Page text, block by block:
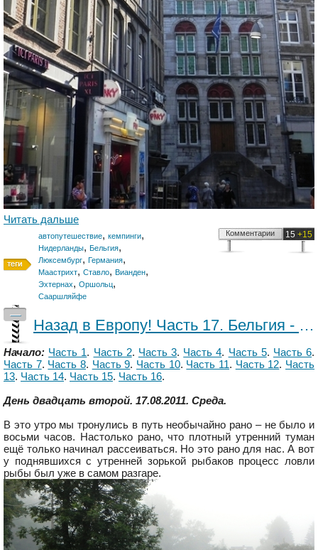
Читать дальше
автопутешествие, кемпинги,
Нидерланды, Бельгия,
Люксембург, Германия,
Маастрихт, Ставло, Вианден,
Эхтернах, Оршольц,
Сааршляйфе
15 +15
Комментарии
—
Назад в Европу! Часть 17. Бельгия - Нидерланды.
Начало: Часть 1. Часть 2. Часть 3. Часть 4. Часть 5. Часть 6.
Часть 7. Часть 8. Часть 9. Часть 10. Часть 11. Часть 12. Часть
13. Часть 14. Часть 15. Часть 16.
День двадцать второй. 17.08.2011. Среда.
В это утро мы тронулись в путь необычайно рано – не было и
восьми часов. Настолько рано, что плотный утренний туман
ещё только начинал рассеиваться. Но это рано для нас. А вот
у поднявшихся с утренней зорькой рыбаков процесс ловли
рыбы был уже в самом разгаре.